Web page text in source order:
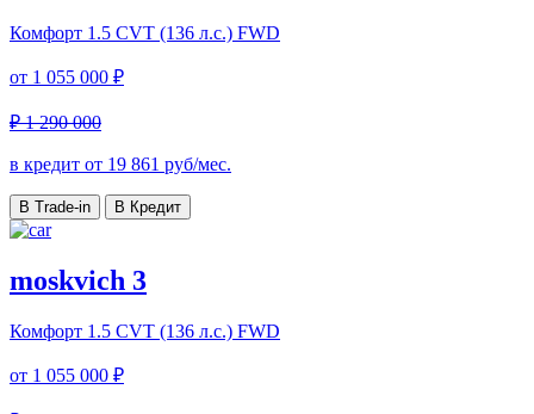
Комфорт 1.5 CVT (136 л.с.) FWD
от 1 055 000 ₽
₽ 1 290 000
в кредит от 19 861 руб/мес.
В Trade-in В Кредит
moskvich 3
Комфорт 1.5 CVT (136 л.с.) FWD
от 1 055 000 ₽